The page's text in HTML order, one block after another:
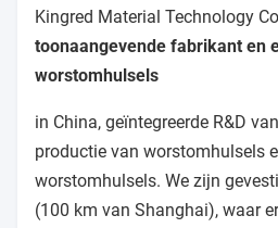
Kingred Material Technology
toonaangevende fabrikant en
worstomhulsels
in China, geïntegreerde R&D
productie van worstomhulsels
worstomhulsels. We zijn
(100 km van Shanghai), waar